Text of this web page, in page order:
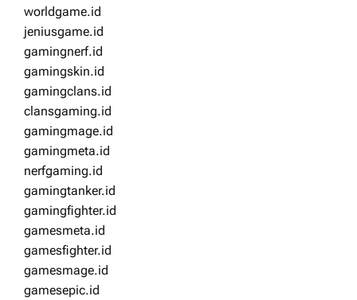
worldgame.id
jeniusgame.id
gamingnerf.id
gamingskin.id
gamingclans.id
clansgaming.id
gamingmage.id
gamingmeta.id
nerfgaming.id
gamingtanker.id
gamingfighter.id
gamesmeta.id
gamesfighter.id
gamesmage.id
gamesepic.id